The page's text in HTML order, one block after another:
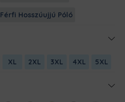
Férfi Hosszúujjú Póló
XL 2XL 3XL 4XL 5XL